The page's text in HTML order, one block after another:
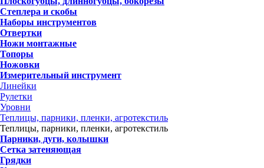
Степлера и скобы
Наборы инструментов
Отвертки
Ножи монтажные
Топоры
Ножовки
Измерительный инструмент
Линейки
Рулетки
Уровни
Теплицы, парники, пленки, агротекстиль
Теплицы, парники, пленки, агротекстиль
Парники, дуги, колышки
Сетка затеняющая
Грядки